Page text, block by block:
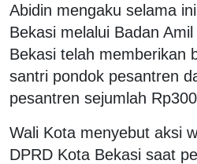
Abidin mengaku selama
Bekasi melalui Badan
Bekasi telah memberikan
santri pondok pesantren
pesantren sejumlah
Wali Kota menyebut aksi
DPRD Kota Bekasi saat